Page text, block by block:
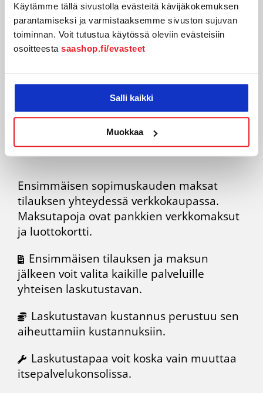
Käytämme tällä sivustolla evästeitä kävijäkokemuksen
parantamiseksi ja varmistaaksemme sivuston sujuvan
toiminnan. Voit tutustua käytössä oleviin evästeisiin
osoitteesta saashop.fi/evasteet
Salli kaikki
Muokkaa
olemme auttamassa sinua
Laskutus ja
maksuvaihtoehdot
Ensimmäisen sopimuskauden maksat
tilauksen yhteydessä verkkokaupassa.
Maksutapoja ovat pankkien verkkomaksut
ja luottokortti.
Ensimmäisen tilauksen ja maksun
jälkeen voit valita kaikille palveluille
yhteisen laskutustavan.
Laskutustavan kustannus perustuu sen
aiheuttamiin kustannuksiin.
Laskutustapaa voit koska vain muuttaa
itsepalvelukonsolissa.